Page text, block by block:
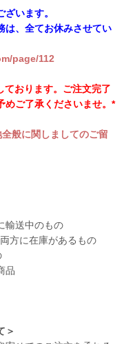
います。
は、全てお休みさせてい
page/112
ております。ご注文完了
めご了承くださいませ。*
般に関しましてのご留
輸送中のもの
方に在庫があるもの
品
＞